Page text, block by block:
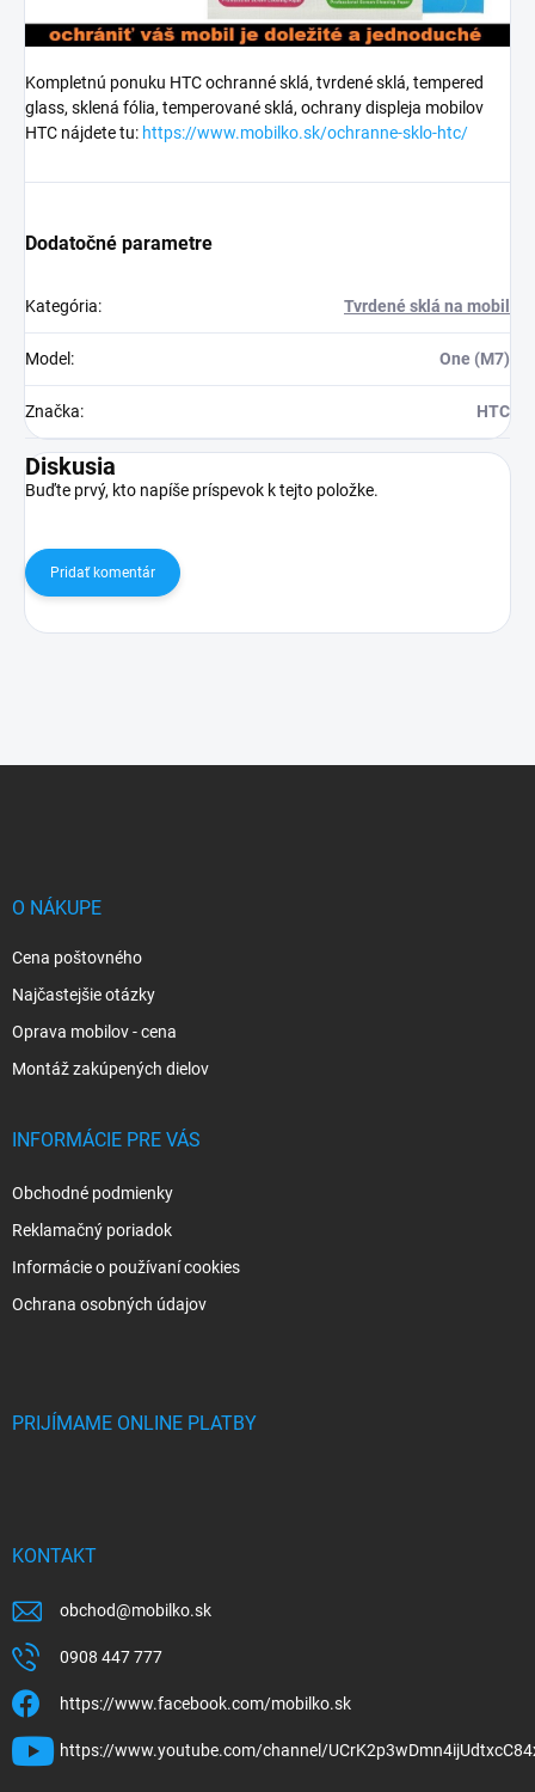
Kompletnú ponuku HTC ochranné sklá, tvrdené sklá, tempered
glass, sklená fólia, temperované sklá, ochrany displeja mobilov
HTC nájdete tu: https://www.mobilko.sk/ochranne-sklo-htc/
Dodatočné parametre
Kategória: Tvrdené sklá na mobil
Model : One (M7)
Značka: HTC
Diskusia
Buďte prvý, kto napíše príspevok k tejto položke.
Pridať komentár
O NÁKUPE
Cena poštovného
Najčastejšie otázky
Oprava mobilov - cena
Montáž zakúpených dielov
INFORMÁCIE PRE VÁS
Obchodné podmienky
Reklamačný poriadok
Informácie o používaní cookies
Ochrana osobných údajov
PRIJÍMAME ONLINE PLATBY
KONTAKT
obchod@mobilko.sk
0908 447 777
https://www.facebook.com/mobilko.sk
https://www.youtube.com/channel/